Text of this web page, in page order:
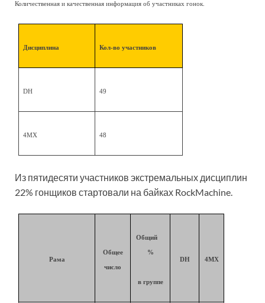
Количественная и качественная информация об участниках гонок.
Дисциплина Кол-во участников
DH 49
4MX 48
Из пятидесяти участников экстремальных дисциплин
22% гонщиков стартовали на байках RockMachine.
Рама
Общее
число
Общий
%
в группе
DH 4MX